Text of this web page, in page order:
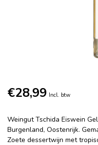
€28,99 Incl. btw
Weingut Tschida Eiswein
Burgenland, Oostenrijk.
Zoete dessertwijn met